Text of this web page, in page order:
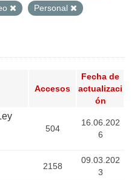
Personal
Accesos
Fecha de
actualizaci
ón
504
16.06.202
6
2158
09.03.202
3